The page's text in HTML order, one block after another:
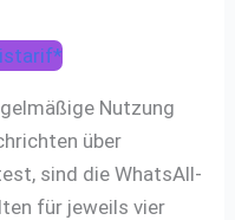
Nutzung
über
sind die WhatsAll-
für jeweils vier